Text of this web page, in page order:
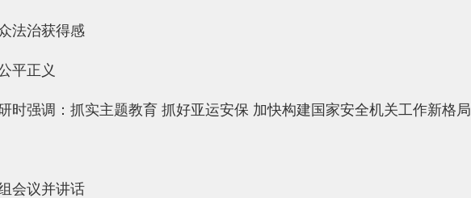
法治获得感
平正义
时强调：抓实主题教育 抓好亚运安保 加快构建国家安全机关工作新格局
会议并讲话